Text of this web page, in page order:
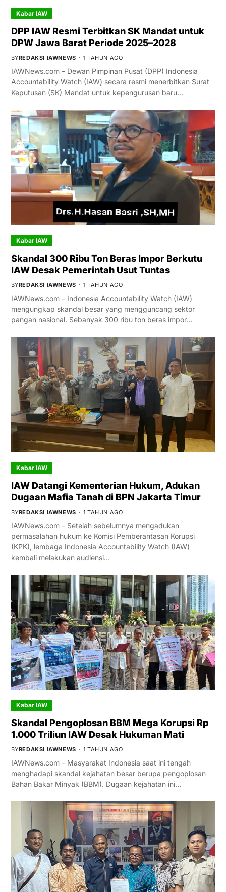
Kabar IAW
DPP IAW Resmi Terbitkan SK Mandat untuk
DPW Jawa Barat Periode 2025–2028
BYREDAKSI IAWNEWS 1 TAHUN AGO
IAWNews.com – Dewan Pimpinan Pusat (DPP) Indonesia
Accountability Watch (IAW) secara resmi menerbitkan Surat
Keputusan (SK) Mandat untuk kepengurusan baru…
Kabar IAW
Skandal 300 Ribu Ton Beras Impor Berkutu
IAW Desak Pemerintah Usut Tuntas
BYREDAKSI IAWNEWS 1 TAHUN AGO
IAWNews.com – Indonesia Accountability Watch (IAW)
mengungkap skandal besar yang mengguncang sektor
pangan nasional. Sebanyak 300 ribu ton beras impor…
Kabar IAW
IAW Datangi Kementerian Hukum, Adukan
Dugaan Mafia Tanah di BPN Jakarta Timur
BYREDAKSI IAWNEWS 1 TAHUN AGO
IAWNews.com – Setelah sebelumnya mengadukan
permasalahan hukum ke Komisi Pemberantasan Korupsi
(KPK), lembaga Indonesia Accountability Watch (IAW)
kembali melakukan audiensi…
Kabar IAW
Skandal Pengoplosan BBM Mega Korupsi Rp
1.000 Triliun IAW Desak Hukuman Mati
BYREDAKSI IAWNEWS 1 TAHUN AGO
IAWNews.com – Masyarakat Indonesia saat ini tengah
menghadapi skandal kejahatan besar berupa pengoplosan
Bahan Bakar Minyak (BBM). Dugaan kejahatan ini…